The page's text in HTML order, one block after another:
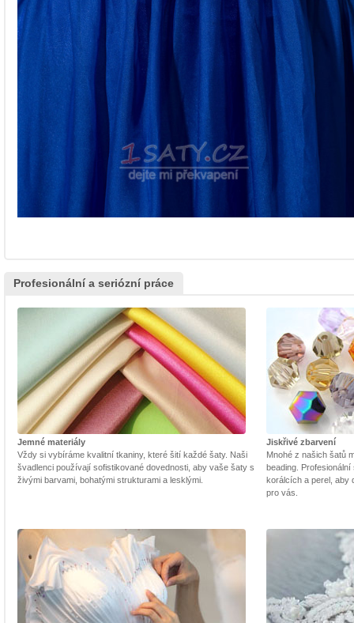
Profesionální a seriózní práce
Jemné materiály
Vždy si vybíráme kvalitní tkaniny, které šití každé šaty. Naši
švadlenci používají sofistikované dovednosti, aby vaše šaty s
živými barvami, bohatými strukturami a lesklými.
Jiskřivé zbarvení
Mnohé z našich šatů
beading.
korálcích a perel, aby
pro vás.